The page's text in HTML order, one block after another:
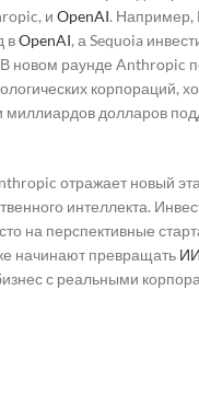
и OpenAI. Например,
вOpenAI, а Sequoia
В новом раунде Anthropic
корпораций,
миллиардов долларов
отражает новый
интеллекта.
на перспективные
начинают превращать ИИ
с реальными